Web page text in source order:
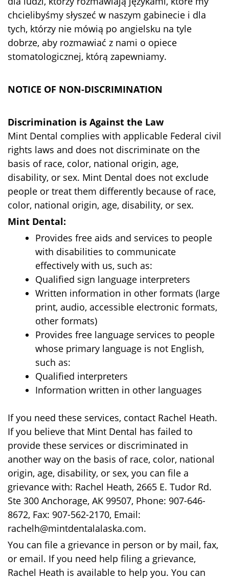
chcielibyśmy słyszeć w naszym gabinecie i dla
tych, którzy nie mówią po angielsku na tyle
dobrze, aby rozmawiać z nami o opiece
stomatologicznej, którą zapewniamy.
NOTICE OF NON-DISCRIMINATION
Discrimination is Against the Law
Mint Dental complies with applicable Federal civil
rights laws and does not discriminate on the
basis of race, color, national origin, age,
disability, or sex. Mint Dental does not exclude
people or treat them differently because of race,
color, national origin, age, disability, or sex.
Mint Dental:
Provides free aids and services to people
with disabilities to communicate
effectively with us, such as:
Qualified sign language interpreters
Written information in other formats (large
print, audio, accessible electronic formats,
other formats)
Provides free language services to people
whose primary language is not English,
such as:
Qualified interpreters
Information written in other languages
If you need these services, contact Rachel Heath.
If you believe that Mint Dental has failed to
provide these services or discriminated in
another way on the basis of race, color, national
origin, age, disability, or sex, you can file a
grievance with: Rachel Heath, 2665 E. Tudor Rd.
Ste 300 Anchorage, AK 99507, Phone: 907-646-
8672, Fax: 907-562-2170, Email:
rachelh@mintdentalalaska.com.
You can file a grievance in person or by mail, fax,
or email. If you need help filing a grievance,
Rachel Heath is available to help you. You can